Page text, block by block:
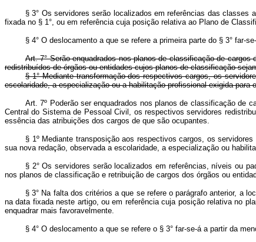
§ 3° Os servidores serão localizados em referências das classes
fixada no § 1°, ou em referência cuja posição relativa ao Plano de
§ 4° O deslocamento a que se refere a primeira parte do § 3° far-
Art. 7° Serão enquadrados nos planos de classificação de
redistribuídos de órgãos ou entidades cujos planos de classificação
§ 1° Mediante transformação dos respectivos cargos, os
escolaridade, a especialização ou a habilitação profissional exigida
Art. 7º Poderão ser enquadrados nos planos de classificação de
Central do Sistema de Pessoal Civil, os respectivos servidores
essência das atribuições dos cargos de que são ocupantes.
§ 1º Mediante transposição aos respectivos cargos, os
sua nova redação, observada a escolaridade, a especialização
§ 2° Os servidores serão localizados em referências, níveis ou
nos planos de classificação e retribuição de cargos dos órgãos ou
§ 3° Na falta dos critérios a que se refere o parágrafo anterior, a
na data fixada neste artigo, ou em referência cuja posição relativa no
enquadrar mais favoravelmente.
§ 4° O deslocamento a que se refere o § 3° far-se-á a partir da